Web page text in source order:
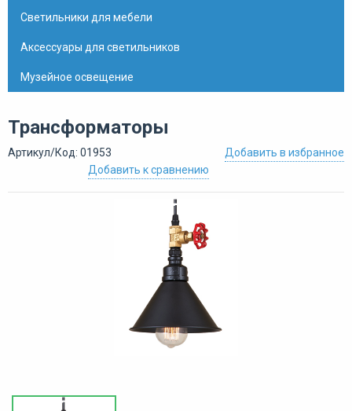
Светильники для мебели
Аксессуары для светильников
Музейное освещение
Трансформаторы
Артикул/Код: 01953
Добавить в избранное
Добавить к сравнению